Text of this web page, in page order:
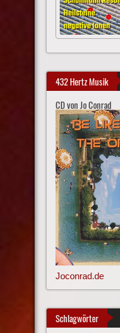
432 Hertz Musik
CD von Jo Conrad
Joconrad.de
Schlagwörter